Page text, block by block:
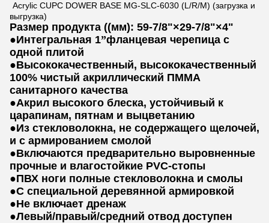
Acrylic CUPC DOWER BASE MG-SLC-6030 (L/R/M) (загрузка и
выгрузка)
Размер продукта ((мм): 59-7/8"×29-7/8"×4"
●Интегральная 1”фланцевая черепица с
одной плитой
●Высококачественный, высококачественный
100% чистый акриллический ПММА
санитарного качества
●Акрил высокого блеска, устойчивый к
царапинам, пятнам и выцветанию
●Из стекловолокна, не содержащего щелочей,
и с армированием смолой
●Включаются предварительно выровненные
прочные и влагостойкие PVC-стопы
●ПВХ ноги полные стекловолокна и смолы
●С специальной деревянной армировкой
●Не включает дренаж
●Левый/правый/средний отвод доступен